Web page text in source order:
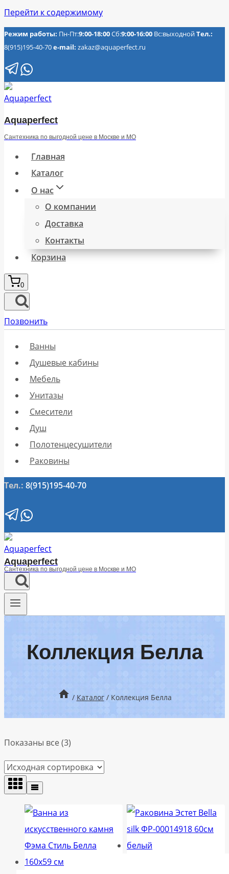
Перейти к содержимому
Режим работы: Пн-Пт:9:00-18:00Сб:9:00-16:00 Вс:выходнойТел.:
8(915)195-40-70e-mail: zakaz@aquaperfect.ru
Aquaperfect
Сантехника по выгодной цене в Москве и МО
Главная
Каталог
О нас
О компании
Доставка
Контакты
Корзина
0
Позвонить
Ванны
Душевые кабины
Мебель
Унитазы
Смесители
Душ
Полотенцесушители
Раковины
Тел.: 8(915)195-40-70
Aquaperfect
Сантехника по выгодной цене в Москве и МО
Коллекция Белла
/ Каталог / Коллекция Белла
Показаны все (3)